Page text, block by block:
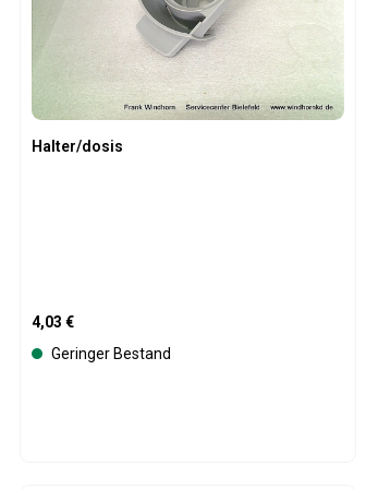
Halter/dosis
Regulärer Preis:
4,03 €
Geringer Bestand